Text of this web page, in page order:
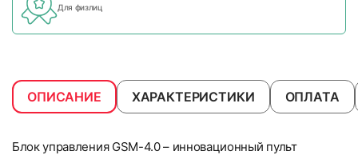
Для физлиц
ОПИСАНИЕ ХАРАКТЕРИСТИКИ ОПЛАТА
Блок управления GSM-4.0 – инновационный пульт